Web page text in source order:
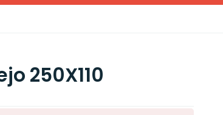
250X110